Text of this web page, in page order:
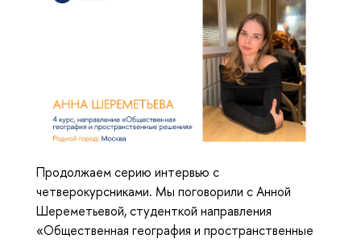
Продолжаем серию интервью с
четверокурсниками. Мы поговорили с Анной
Шереметьевой, студенткой направления
«Общественная география и пространственные